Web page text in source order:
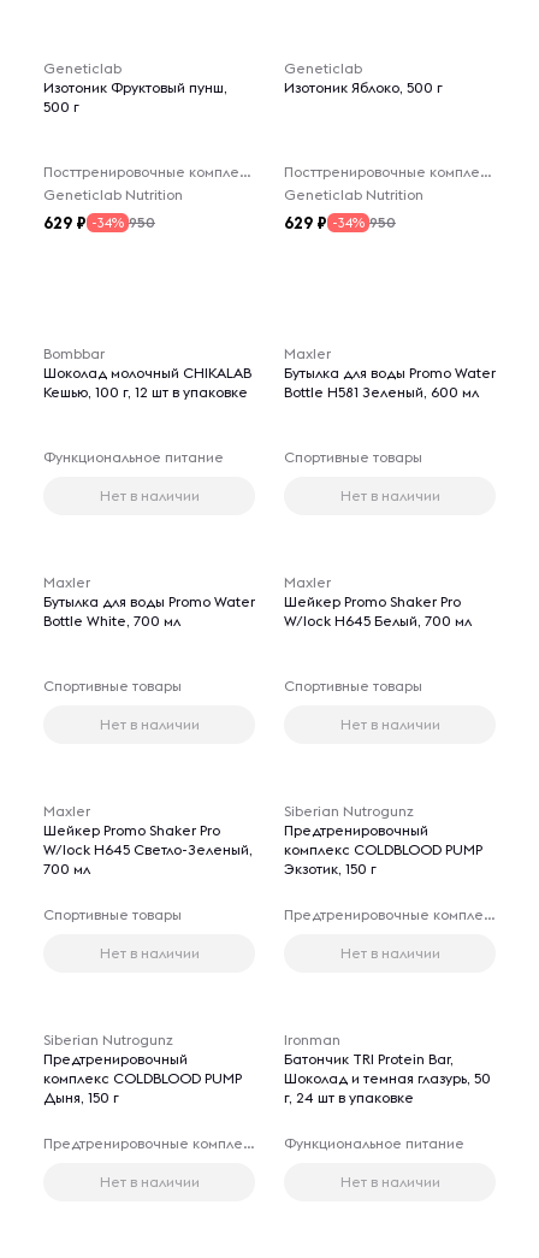
Geneticlab
Изотоник Фруктовый пунш,
500 г
Посттренировочные комплексы
Geneticlab Nutrition
629 -34% 950
Geneticlab
Изотоник Яблоко, 500 г
Посттренировочные комплексы
Geneticlab Nutrition
629 -34% 950
Bombbar
Шоколад молочный CHIKALAB
Кешью, 100 г, 12 шт в упаковке
Функциональное питание
Нет в наличии
Maxler
Бутылка для воды Promo Water
Bottle H581 Зеленый, 600 мл
Спортивные товары
Нет в наличии
Maxler
Бутылка для воды Promo Water
Bottle White, 700 мл
Спортивные товары
Нет в наличии
Maxler
Шейкер Promo Shaker Pro
W/lock H645 Белый, 700 мл
Спортивные товары
Нет в наличии
Maxler
Шейкер Promo Shaker Pro
W/lock H645 Светло-Зеленый,
700 мл
Спортивные товары
Нет в наличии
Siberian Nutrogunz
Предтренировочный
комплекс COLDBLOOD PUMP
Экзотик, 150 г
Предтренировочные комплексы
Нет в наличии
Siberian Nutrogunz
Предтренировочный
комплекс COLDBLOOD PUMP
Дыня, 150 г
Предтренировочные комплексы
Нет в наличии
Ironman
Батончик TRI Protein Bar,
Шоколад и темная глазурь, 50
г, 24 шт в упаковке
Функциональное питание
Нет в наличии